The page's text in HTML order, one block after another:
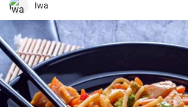
niezapomnianego kulinarnego doświadczenia.
Iwa